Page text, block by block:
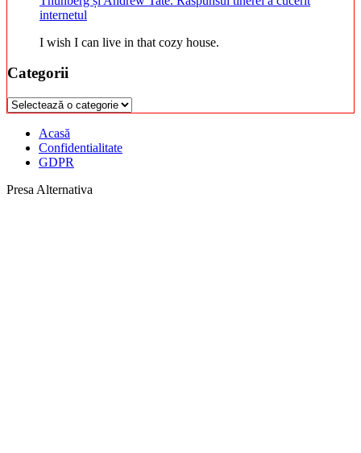
internetul
I wish I can live in that cozy house.
Categorii
Categorii
Acasă
Confidentialitate
GDPR
Presa Alternativa